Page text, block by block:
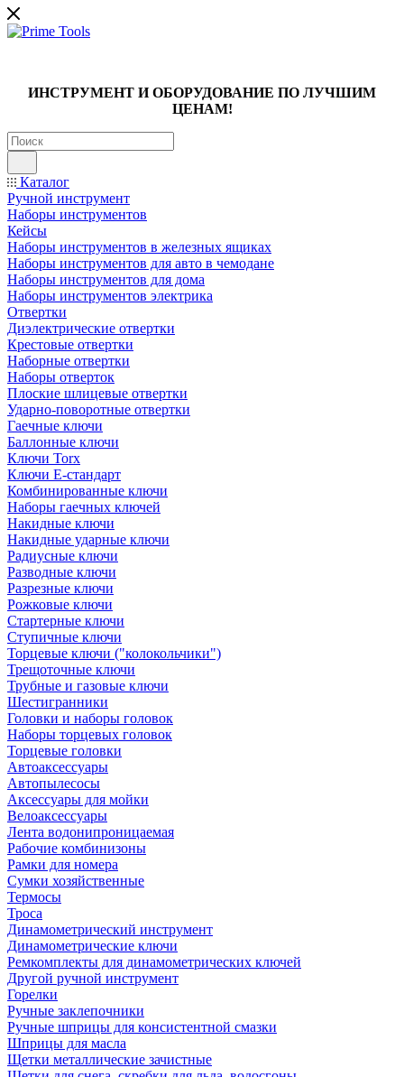
ИНСТРУМЕНТ И ОБОРУДОВАНИЕ ПО ЛУЧШИМ
ЦЕНАМ!
Каталог
Ручной инструмент
Наборы инструментов
Кейсы
Наборы инструментов в железных ящиках
Наборы инструментов для авто в чемодане
Наборы инструментов для дома
Наборы инструментов электрика
Отвертки
Диэлектрические отвертки
Крестовые отвертки
Наборные отвертки
Наборы отверток
Плоские шлицевые отвертки
Ударно-поворотные отвертки
Гаечные ключи
Баллонные ключи
Ключи Torx
Ключи Е-стандарт
Комбинированные ключи
Наборы гаечных ключей
Накидные ключи
Накидные ударные ключи
Радиусные ключи
Разводные ключи
Разрезные ключи
Рожковые ключи
Стартерные ключи
Ступичные ключи
Торцевые ключи ("колокольчики")
Трещоточные ключи
Трубные и газовые ключи
Шестигранники
Головки и наборы головок
Наборы торцевых головок
Торцевые головки
Автоаксессуары
Автопылесосы
Аксессуары для мойки
Велоаксессуары
Лента водонипроницаемая
Рабочие комбинизоны
Рамки для номера
Сумки хозяйственные
Термосы
Троса
Динамометрический инструмент
Динамометрические ключи
Ремкомплекты для динамометрических ключей
Другой ручной инструмент
Горелки
Ручные заклепочники
Ручные шприцы для консистентной смазки
Шприцы для масла
Щетки металлические зачистные